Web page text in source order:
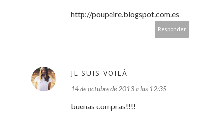
http://poupeire.blogspot.com.es
Responder
JE SUIS VOILÀ
14 de octubre de 2013 a las 12:35
buenas compras!!!!